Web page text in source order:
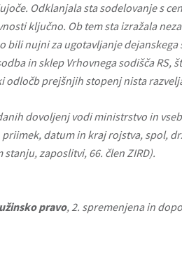
Odklanjala sta sodelovanje s
ključno. Ob tem sta izražala
bili nujni za ugotavljanje dejanskega
in sklep Vrhovnega sodišča RS,
odločb prejšnjih stopenj nista
dovoljenj vodi ministrstvo in
datum in kraj rojstva, spol,
stanju, zaposlitvi, 66. člen ZIRD).
pravo, 2. spremenjena in